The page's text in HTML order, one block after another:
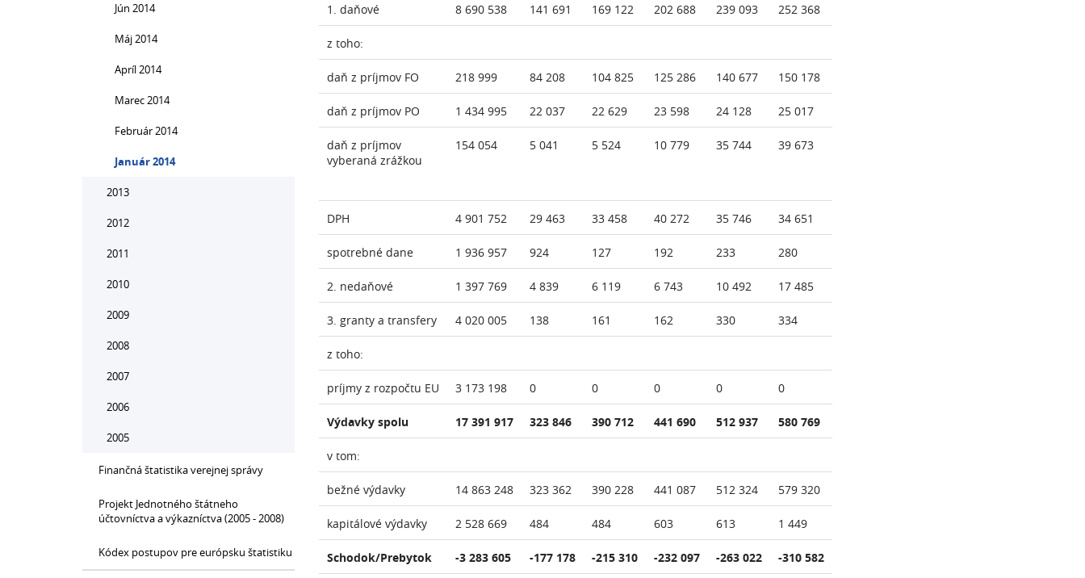
1. daňové 8 690 538 141 691 169 122 202 688 239 093 252 368
z toho:
daň z príjmov FO 218 999 84 208 104 825 125 286 140 677 150 178
daň z príjmov PO 1 434 995 22 037 22 629 23 598 24 128 25 017
daň z príjmov
vyberaná zrážkou
154 054 5 041 5 524 10 779 35 744 39 673
DPH 4 901 752 29 463 33 458 40 272 35 746 34 651
spotrebné dane 1 936 957 924 127 192 233 280
2. nedaňové 1 397 769 4 839 6 119 6 743 10 492 17 485
3. granty a transfery 4 020 005 138 161 162 330 334
z toho:
príjmy z rozpočtu EU 3 173 198 0 0 0 0 0
Výdavky spolu 17 391 917 323 846 390 712 441 690 512 937 580 769
v tom:
bežné výdavky 14 863 248 323 362 390 228 441 087 512 324 579 320
kapitálové výdavky 2 528 669 484 484 603 613 1 449
Schodok/Prebytok -3 283 605 -177 178 -215 310 -232 097 -263 022 -310 582
Jún 2014
Máj 2014
Apríl 2014
Marec 2014
Február 2014
Január 2014
2013
2012
2011
2010
2009
2008
2007
2006
2005
Finančná štatistika verejnej správy
Projekt Jednotného štátneho
účtovníctva a výkazníctva (2005 - 2008)
Kódex postupov pre európsku štatistiku